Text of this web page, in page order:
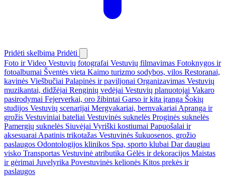
Pridėti skelbimą Pridėti
Foto ir Video Vestuvių fotografai Vestuvių filmavimas Fotoknygos ir
fotoalbumai Šventės vieta Kaimo turizmo sodybos, vilos Restoranai,
kavinės Viešbučiai Palapinės ir paviljonai Organizavimas Vestuvių
muzikantai, didžėjai Renginių vedėjai Vestuvių planuotojai Vakaro
pasirodymai Fejerverkai, oro žibintai Garso ir kita įranga Šokių
studijos Vestuvių scenarijai Mergvakariai, bernvakariai Apranga ir
grožis Vestuviniai bateliai Vestuvinės suknelės Proginės suknelės
Pamergių suknelės Siuvėjai Vyriški kostiumai Papuošalai ir
aksesuarai Apatinis trikotažas Vestuvinės šukuosenos, grožio
paslaugos Odontologijos klinikos Spa, sporto klubai Dar daugiau
visko Transportas Vestuvinė atributika Gėlės ir dekoracijos Maistas
ir gėrimai Juvelyrika Povestuvinės kelionės Kitos prekės ir
paslaugos